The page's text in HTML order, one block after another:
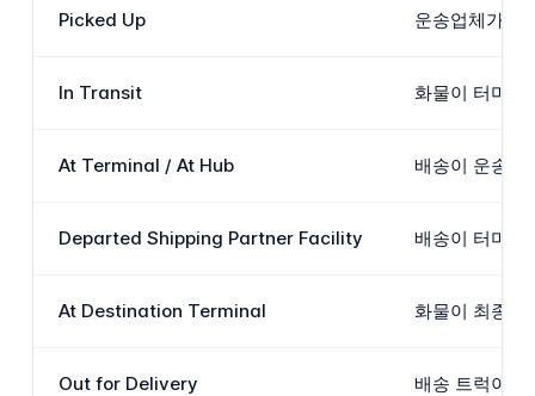
Picked Up 운송업체가 발
In Transit 화물이 터미널
At Terminal / At Hub 배송이 운송업
Departed Shipping Partner Facility 배송이 터미널
At Destination Terminal 화물이 최종
Out for Delivery 배송 트럭이